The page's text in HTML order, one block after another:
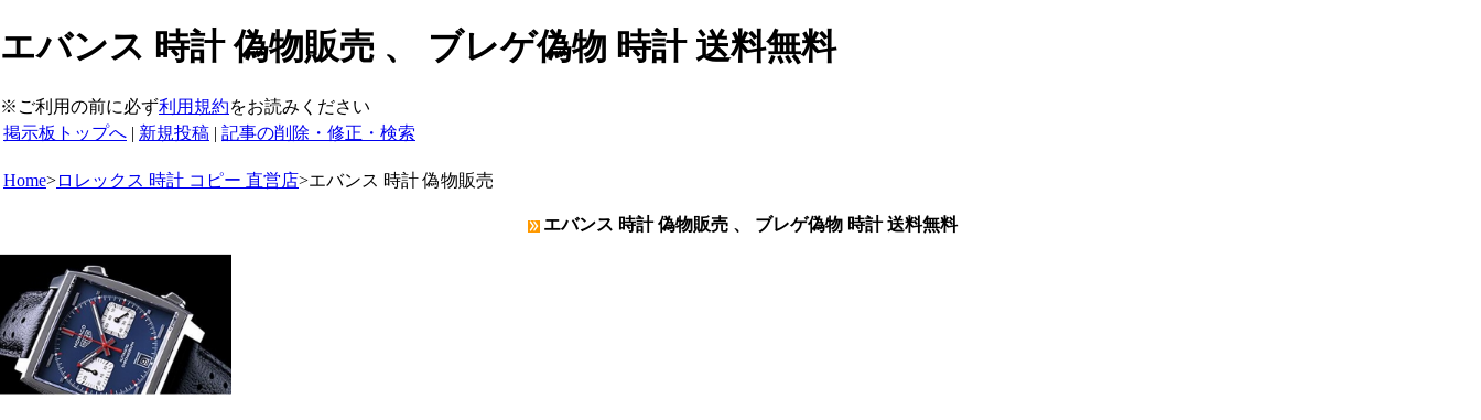
エバンス 時計 偽物販売 、 ブレゲ偽物 時計 送料無料
※ご利用の前に必ず利用規約をお読みください
掲示板トップへ | 新規投稿 | 記事の削除・修正・検索
Home>ロレックス 時計 コピー 直営店>エバンス 時計 偽物販売
エバンス 時計 偽物販売 、 ブレゲ偽物 時計 送料無料